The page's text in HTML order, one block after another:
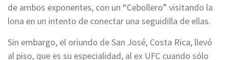
de ambos exponentes, con un “Cebollero” visitando la
lona en un intento de conectar una seguidilla de ellas.
Sin embargo, el oriundo de San José, Costa Rica, llevó
al piso, que es su especialidad, al ex UFC cuando sólo